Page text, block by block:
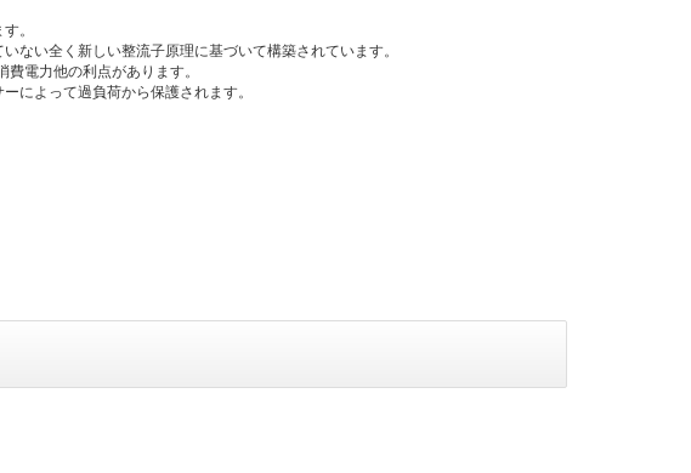
。
ない全く新しい整流子原理に基づいて構築されています。
電力他の利点があります。
によって過負荷から保護されます。